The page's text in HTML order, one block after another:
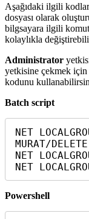
Aşağıdaki ilgili
dosyası olarak
bilgsayara ilgili
kolaylıkla
Administrator
yetkisine çekmek için
kodunu
Batch script
NET
MURAT/DELETE
NET
NET
Powershell